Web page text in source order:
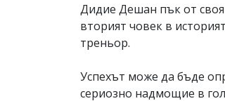
Дидие Дешан пък от своя
вторият човек в
треньор.
Успехът може да бъде
сериозно надмощие в